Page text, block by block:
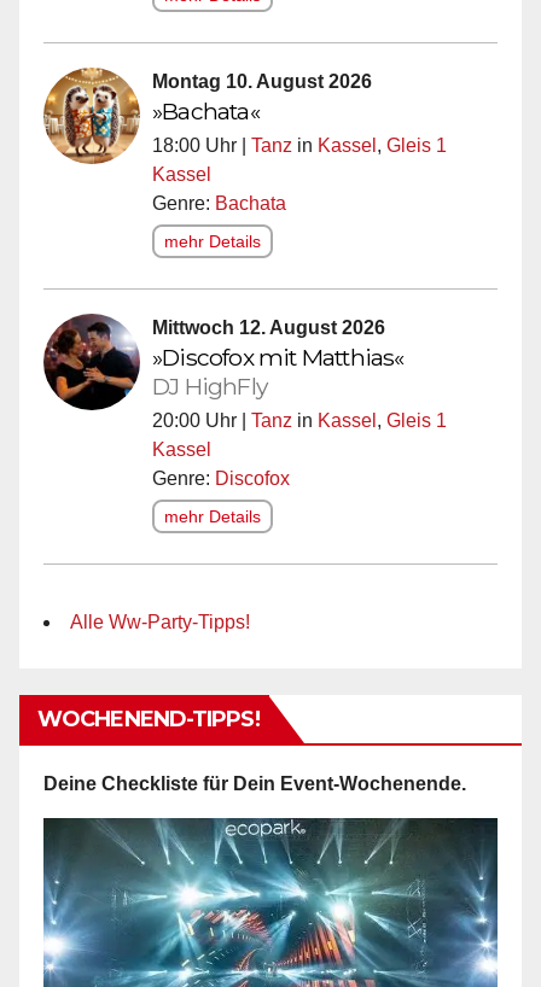
Montag 10. August 2026
»Bachata«
18:00 Uhr | Tanz in Kassel , Gleis 1
Kassel
Genre: Bachata
mehr Details
Mittwoch 12. August 2026
»Discofox mit Matthias«
DJ HighFly
20:00 Uhr | Tanz in Kassel , Gleis 1
Kassel
Genre: Discofox
mehr Details
Alle Ww-Party-Tipps!
WOCHENEND-TIPPS!
Deine Checkliste für Dein Event-Wochenende.